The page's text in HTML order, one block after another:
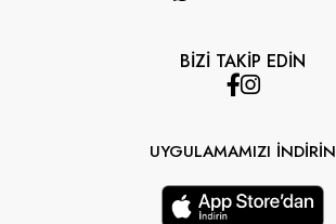
BİZİ TAKİP EDİN
UYGULAMAMIZI İNDİRİN